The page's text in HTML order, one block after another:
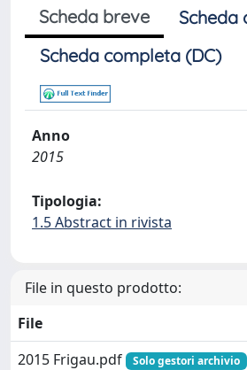
Scheda breve
Scheda
Scheda completa (DC)
Anno
2015
Tipologia:
1.5 Abstract in rivista
File in questo prodotto:
File
2015 Frigau.pdf
Solo gestori archivio